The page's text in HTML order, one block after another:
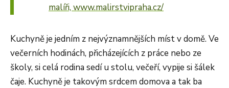
malíři, www.malirstvipraha.cz/
Kuchyně je jedním z nejvýznamnějších míst v domě. Ve
večerních hodinách, přicházejících z práce nebo ze
školy, si celá rodina sedí u stolu, večeří, vypije si šálek
čaje. Kuchyně je takovým srdcem domova a tak ba